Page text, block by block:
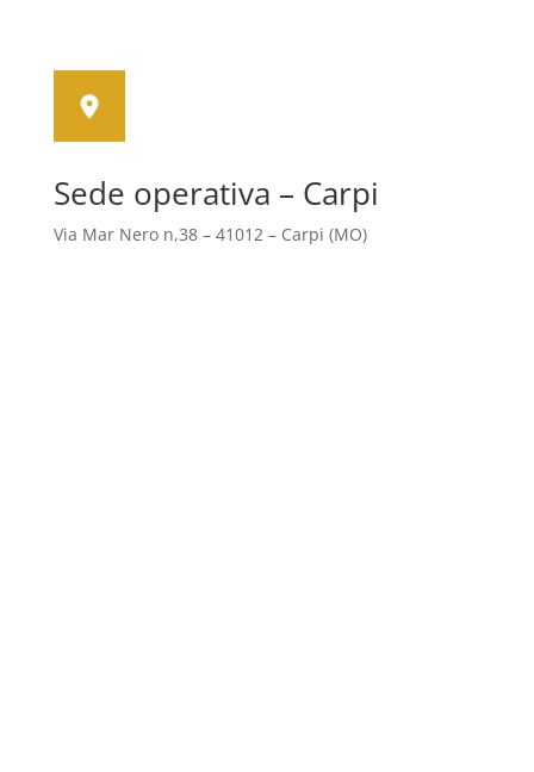
Sede operativa – Carpi
Via Mar Nero n,38 – 41012 – Carpi (MO)